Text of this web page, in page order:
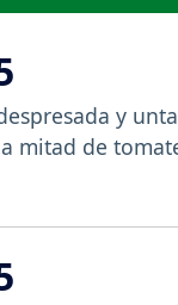
y
mitad de